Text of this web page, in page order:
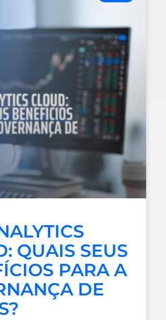
QUAIS SEUS
PARA A
DE